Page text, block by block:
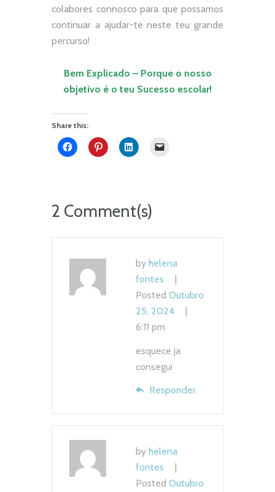
colabores connosco para que possamos
continuar a ajudar-te neste teu grande
percurso!
Bem Explicado – Porque o nosso
objetivo é o teu Sucesso escolar!
Share this:
2 Comment(s)
by helena
fontes
Posted Outubro
25, 2024
6:11 pm
esquece ja
consegui
Responder
by helena
fontes
Posted Outubro